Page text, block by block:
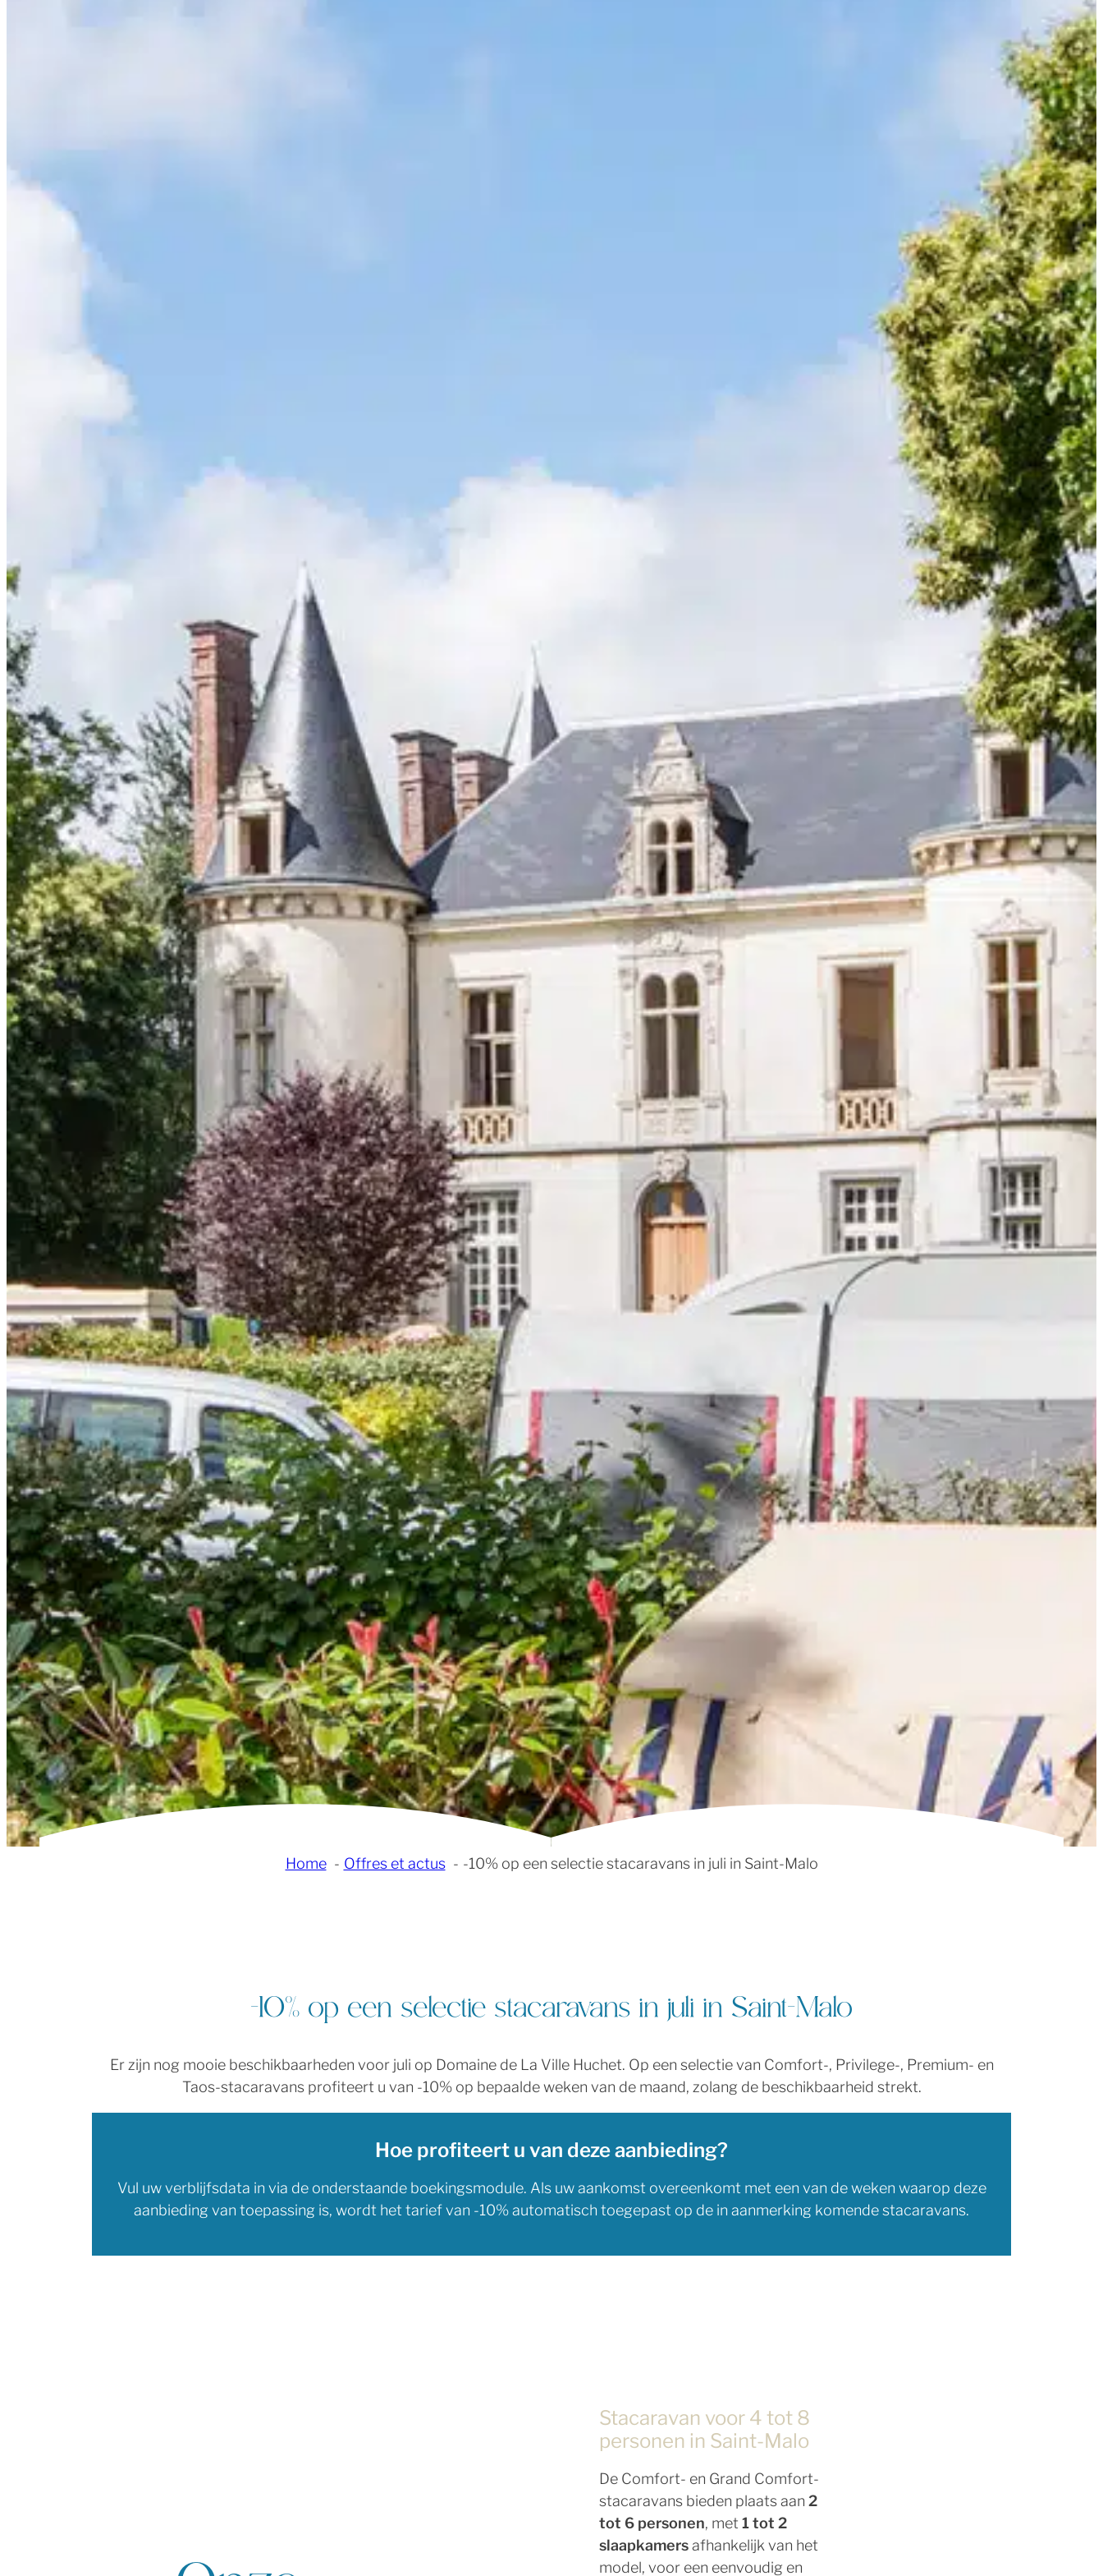
Home Offres et actus -10% op een selectie stacaravans in juli in Saint-Malo
-10% op een selectie stacaravans in juli in Saint-Malo
Er zijn nog mooie beschikbaarheden voor juli op Domaine de La Ville Huchet. Op een selectie van Comfort-, Privilege-, Premium- en
Taos-stacaravans profiteert u van -10% op bepaalde weken van de maand, zolang de beschikbaarheid strekt.
Hoe profiteert u van deze aanbieding?
Vul uw verblijfsdata in via de onderstaande boekingsmodule. Als uw aankomst overeenkomt met een van de weken waarop deze
aanbieding van toepassing is, wordt het tarief van -10% automatisch toegepast op de in aanmerking komende stacaravans.
Stacaravan voor 4 tot 8
personen in Saint-Malo
De Comfort- en Grand Comfort-
stacaravans bieden plaats aan2
tot 6 personen, met1 tot 2
slaapkamersafhankelijk van het
model, voor een eenvoudig en